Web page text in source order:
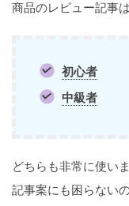
商品のレビュー記事は
初心者
中級者
どちらも非常に使いま
記事案にも困らない